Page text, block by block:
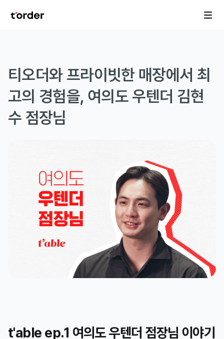
티오더와 프라이빗한 매장에서 최
고의 경험을, 여의도 우텐더 김현
수 점장님
t'able ep.1 여의도 우텐더 점장님 이야기